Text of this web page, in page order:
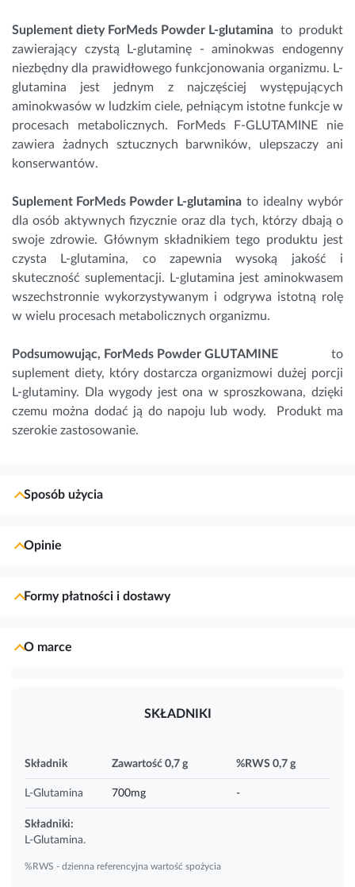
Suplement diety ForMeds Powder L-glutamina to produkt
zawierający czystą L-glutaminę - aminokwas endogenny
niezbędny dla prawidłowego funkcjonowania organizmu. L-
glutamina jest jednym z najczęściej występujących
aminokwasów w ludzkim ciele, pełniącym istotne funkcje w
procesach metabolicznych. ForMeds F-GLUTAMINE nie
zawiera żadnych sztucznych barwników, ulepszaczy ani
konserwantów.
Suplement ForMeds Powder L-glutamina to idealny wybór
dla osób aktywnych fizycznie oraz dla tych, którzy dbają o
swoje zdrowie. Głównym składnikiem tego produktu jest
czysta L-glutamina, co zapewnia wysoką jakość i
skuteczność suplementacji. L-glutamina jest aminokwasem
wszechstronnie wykorzystywanym i odgrywa istotną rolę
w wielu procesach metabolicznych organizmu.
Podsumowując, ForMeds Powder GLUTAMINE to
suplement diety, który dostarcza organizmowi dużej porcji
L-glutaminy. Dla wygody jest ona w sproszkowana, dzięki
czemu można dodać ją do napoju lub wody. Produkt ma
szerokie zastosowanie.
Sposób użycia
Opinie
Formy płatności i dostawy
O marce
SKŁADNIKI
Składnik Zawartość 0,7 g %RWS 0,7 g
L-Glutamina 700mg -
Składniki:
L-Glutamina.
%RWS - dzienna referencyjna wartość spożycia